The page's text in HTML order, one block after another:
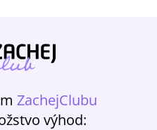
ZachejClubu
výhod: